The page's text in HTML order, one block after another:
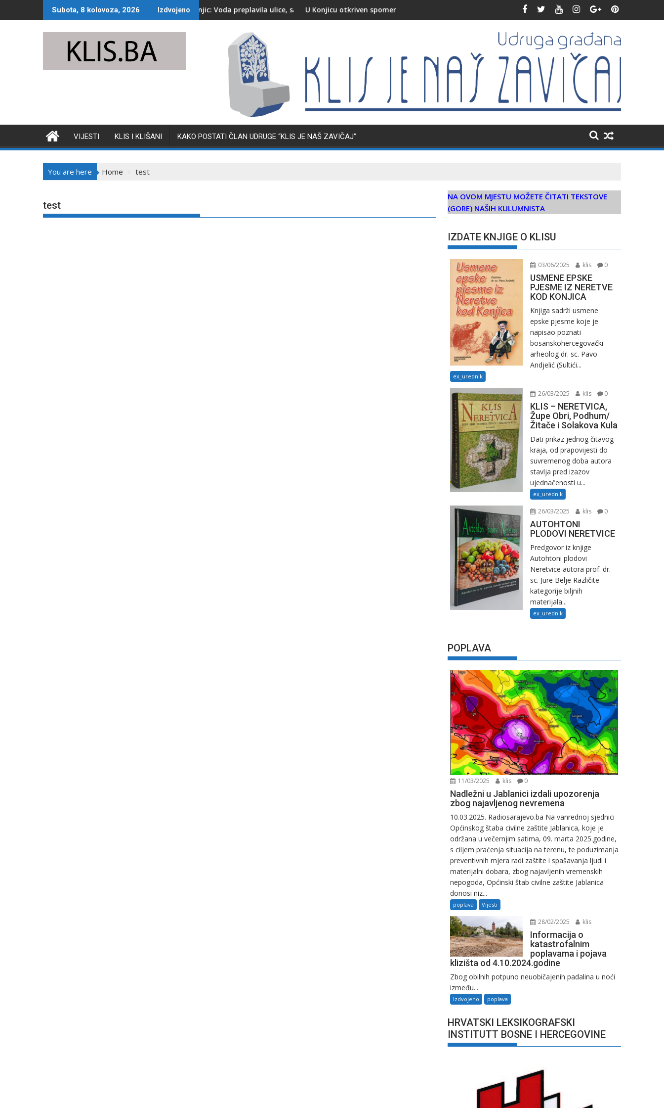
to
Subota, 8 kolovoza, 2026 Izdvojeno
Jako nevrijeme pogodilo Konjic: Voda preplavila ulice, saobraćaj otežanU Konjicu otkriven spomenik poginulim i nestalim pripadnicima HVO-a i HV-aHBOR obišao radove na novoj čitaonici kod Konjica
VIJESTI KLIS I KLIŠANI KAKO POSTATI ČLAN UDRUGE “KLIS JE NAŠ ZAVIČAJ”
You are here Home test
test
NA OVOM MJESTU MOŽETE ČITATI TEKSTOVE
(GORE) NAŠIH KULUMNISTA
IZDATE KNJIGE O KLISU
03/06/2025 klis 0
USMENE EPSKE
PJESME IZ NERETVE
KOD KONJICA
Knjiga sadrži usmene
epske pjesme koje je
napisao poznati
bosanskohercegovački
arheolog dr. sc. Pavo
Andjelić (Sultići...
ex_urednik
26/03/2025 klis 0
KLIS – NERETVICA,
Župe Obri, Podhum/
Žitače i Solakova Kula
Dati prikaz jednog čitavog
kraja, od prapovijesti do
suvremenog doba autora
stavlja pred izazov
ujednačenosti u...
ex_urednik
26/03/2025 klis 0
AUTOHTONI
PLODOVI NERETVICE
Predgovor iz knjige
Autohtoni plodovi
Neretvice autora prof. dr.
sc. Jure Belje Različite
kategorije biljnih
materijala...
ex_urednik
POPLAVA
11/03/2025 klis 0
Nadležni u Jablanici izdali upozorenja
zbog najavljenog nevremena
10.03.2025. Radiosarajevo.ba Na vanrednoj sjednici
Općinskog štaba civilne zaštite Jablanica, koje je
održana u večernjim satima, 09. marta 2025.godine,
s ciljem praćenja situacija na terenu, te poduzimanja
preventivnih mjera radi zaštite i spašavanja ljudi i
materijalni dobara, zbog najavljenih vremenskih
nepogoda, Općinski štab civilne zaštite Jablanica
donosi niz...
poplava Vijesti
28/02/2025 klis
Informacija o
katastrofalnim
poplavama i pojava
klizišta od 4.10.2024.godine
Zbog obilnih potpuno neuobičajenih padalina u noći
između...
Izdvojeno poplava
HRVATSKI LEKSIKOGRAFSKI
INSTITUTT BOSNE I HERCEGOVINE